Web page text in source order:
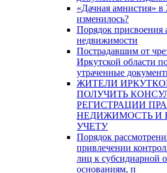
«Дачная амнистия» в
изменилось?
Порядок присвоения
недвижимости
Пострадавшим от
Иркутской области
утраченные
ЖИТЕЛИ
ПОЛУЧИТЬ
РЕГИСТРАЦИИ
НЕДИЖИМОСТЬ И
УЧЕТУ
Порядок
привлечении
лиц к субсидиарной
основаниям, п